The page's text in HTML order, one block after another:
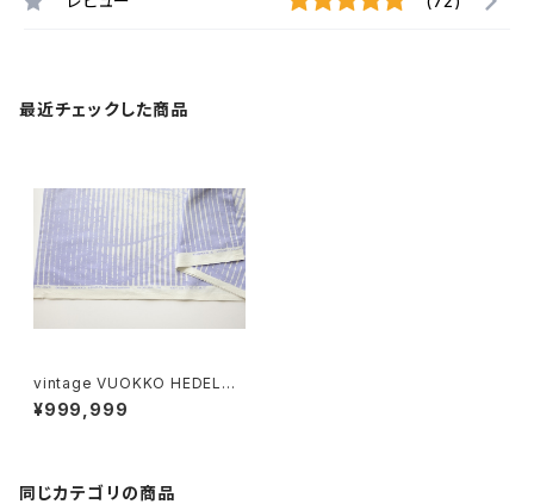
最近チェックした商品
vintage VUOKKO HEDELM
Ä fabric / ヴィンテージ ヴォッ
コ ヘデルマ ファブリック
¥999,999
同じカテゴリの商品